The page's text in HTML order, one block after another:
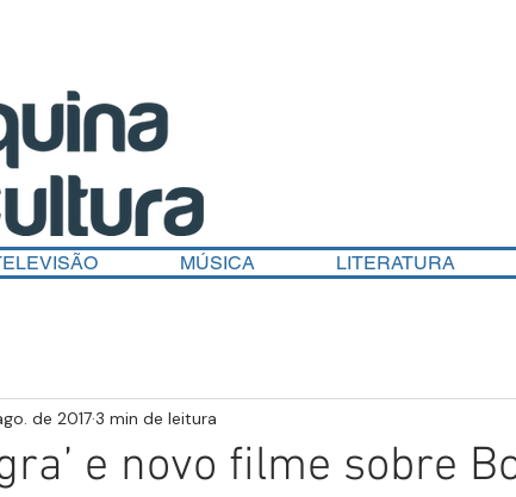
MÚSICA LITERATURA
e novo filme sobre
de 20173 min de leitura